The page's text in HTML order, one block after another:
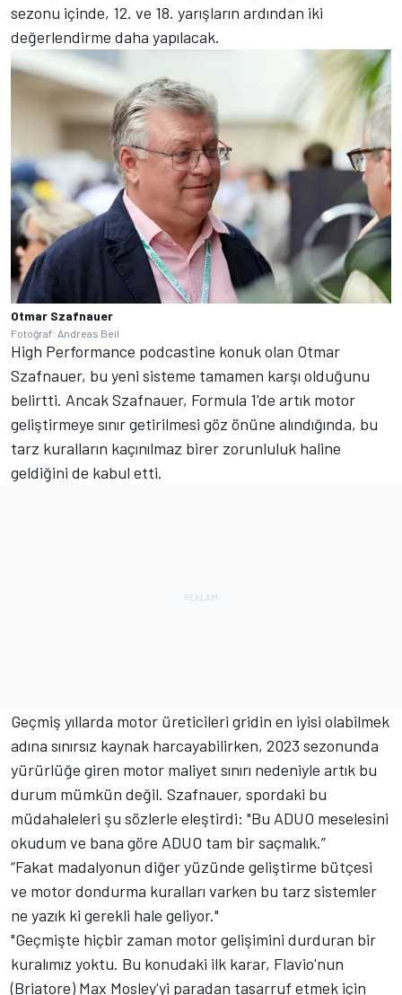
sezonu içinde, 12. ve 18. yarışların ardından iki
değerlendirme daha yapılacak.
Otmar Szafnauer
Fotoğraf: Andreas Beil
High Performance podcastine konuk olan Otmar
Szafnauer, bu yeni sisteme tamamen karşı olduğunu
belirtti. Ancak Szafnauer, Formula 1'de artık motor
geliştirmeye sınır getirilmesi göz önüne alındığında, bu
tarz kuralların kaçınılmaz birer zorunluluk haline
geldiğini de kabul etti.
Geçmiş yıllarda motor üreticileri gridin en iyisi olabilmek
adına sınırsız kaynak harcayabilirken, 2023 sezonunda
yürürlüğe giren motor maliyet sınırı nedeniyle artık bu
durum mümkün değil. Szafnauer, spordaki bu
müdahaleleri şu sözlerle eleştirdi: "Bu ADUO meselesini
okudum ve bana göre ADUO tam bir saçmalık.”
“Fakat madalyonun diğer yüzünde geliştirme bütçesi
ve motor dondurma kuralları varken bu tarz sistemler
ne yazık ki gerekli hale geliyor."
"Geçmişte hiçbir zaman motor gelişimini durduran bir
kuralımız yoktu. Bu konudaki ilk karar, Flavio'nun
(Briatore) Max Mosley'yi paradan tasarruf etmek için